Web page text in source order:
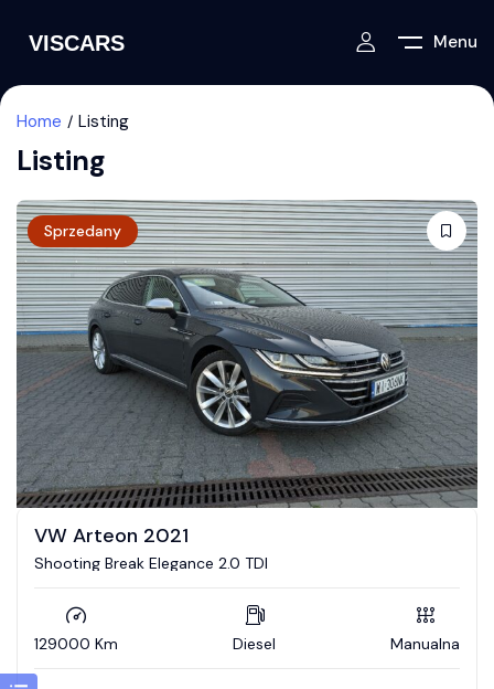
Menu
Home Listing
Listing
Sprzedany
VW Arteon 2021
Shooting Break Elegance 2.0 TDI
129000 Km Diesel Manualna